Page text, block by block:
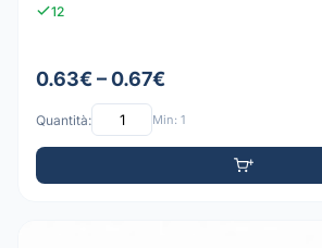
12
0.63€ – 0.67€
Quantità: Min: 1